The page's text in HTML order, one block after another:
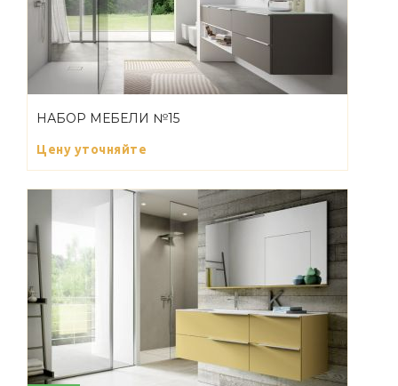
НАБОР МЕБЕЛИ №15
Цену уточняйте